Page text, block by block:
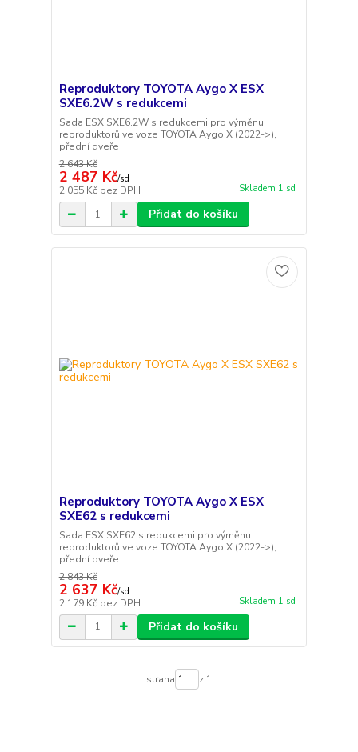
Reproduktory TOYOTA Aygo X ESX
SXE6.2W s redukcemi
Sada ESX SXE6.2W s redukcemi pro výměnu
reproduktorů ve voze TOYOTA Aygo X (2022->),
přední dveře
2 643 Kč
2 487 Kč/sd
2 055 Kč bez DPH Skladem 1 sd
Přidat do košíku
Reproduktory TOYOTA Aygo X ESX
SXE62 s redukcemi
Sada ESX SXE62 s redukcemi pro výměnu
reproduktorů ve voze TOYOTA Aygo X (2022->),
přední dveře
2 843 Kč
2 637 Kč/sd
2 179 Kč bez DPH Skladem 1 sd
Přidat do košíku
strana z 1